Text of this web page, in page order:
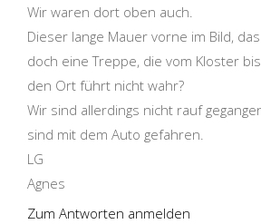
Wir waren dort oben auch.
Dieser lange Mauer vorne im Bild,
doch eine Treppe, die vom Kloster
den Ort führt nicht wahr?
Wir sind allerdings nicht rauf
sind mit dem Auto gefahren.
LG
Agnes
Zum Antworten anmelden